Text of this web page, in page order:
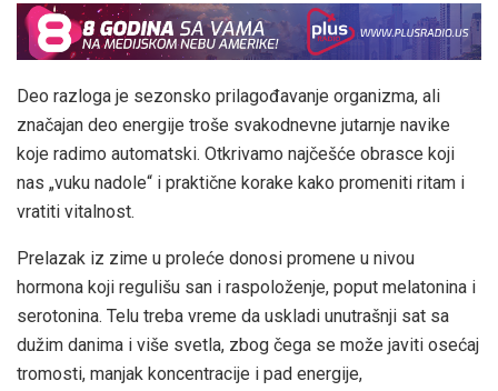
Deo razloga je sezonsko prilagođavanje organizma, ali
značajan deo energije troše svakodnevne jutarnje navike
koje radimo automatski. Otkrivamo najčešće obrasce koji
nas „vuku nadole“ i praktične korake kako promeniti ritam i
vratiti vitalnost.
Prelazak iz zime u proleće donosi promene u nivou
hormona koji regulišu san i raspoloženje, poput melatonina i
serotonina. Telu treba vreme da uskladi unutrašnji sat sa
dužim danima i više svetla, zbog čega se može javiti osećaj
tromosti, manjak koncentracije i pad energije,